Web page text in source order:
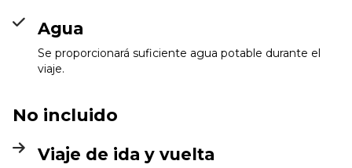
Agua
Se proporcionará suficiente agua potable durante el
viaje.
No incluido
Viaje de ida y vuelta